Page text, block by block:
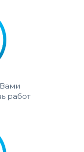
работ